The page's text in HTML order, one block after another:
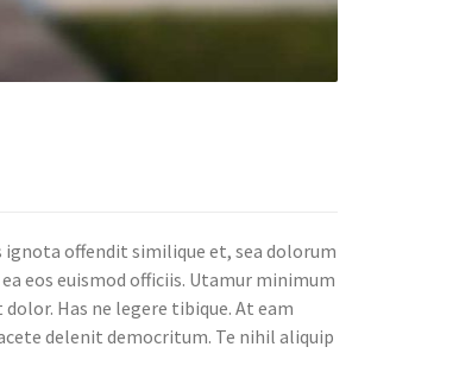
offendit similique et, sea dolorum
eos euismod officiis. Utamur minimum
Has ne legere tibique. At eam
delenit democritum. Te nihil aliquip